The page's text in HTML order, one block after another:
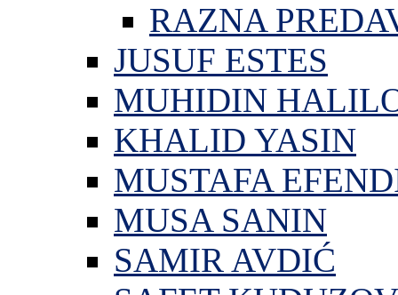
RAZNA
JUSUF ESTES
MUHIDIN
KHALID YASIN
MUSTAFA
MUSA SANIN
SAMIR AVDIĆ